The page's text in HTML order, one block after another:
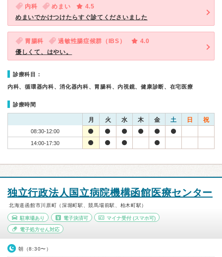
内科 めまい
4.5
めまいでかけつけたらすぐ診てくださいました
胃腸科 過敏性腸症候群（IBS）
4.0
優しくて、はやい。
診療科目：
内科、循環器内科、消化器内科、胃腸科、内視鏡、健康診断、在宅医療
診療時間
月 火 水 木 金 土 日 祝
08:30-12:00
14:00-17:30
独立行政法人国立病院機構函館医療センター
北海道函館市川原町（深堀町駅、競馬場前駅、柏木町駅）
駐車場あり 電子決済可 マイナ受付 (スマホ可)
電子処方せん対応
朝（8:30〜）